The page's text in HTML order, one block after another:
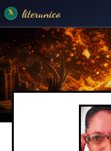
literunico